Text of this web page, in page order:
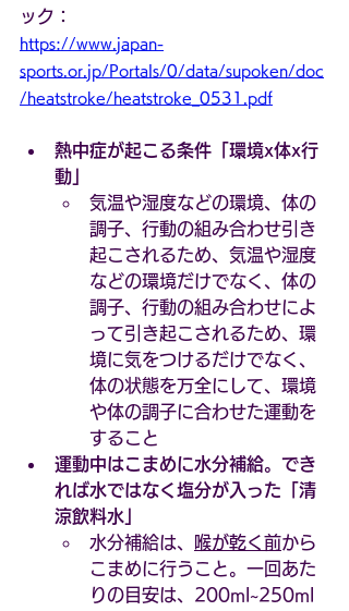
ック：
https://www.japan-
sports.or.jp/Portals/0/data/supoken/doc
/heatstroke/heatstroke_0531.pdf
熱中症が起こる条件「環境x体x行
動」
気温や湿度などの環境、体の
調子、行動の組み合わせ引き
起こされるため、気温や湿度
などの環境だけでなく、体の
調子、行動の組み合わせによ
って引き起こされるため、環
境に気をつけるだけでなく、
体の状態を万全にして、環境
や体の調子に合わせた運動を
すること
運動中はこまめに水分補給。でき
れば水ではなく塩分が入った「清
涼飲料水」
水分補給は、
喉が乾く前から
こまめに行うこと。一回あた
りの目安は、200ml~250ml